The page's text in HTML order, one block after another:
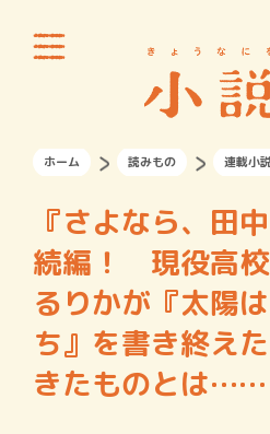
ホーム 読みもの 連載小説
『さよなら、田
続編！ 現役高
るりかが『太陽
ち』を書き終え
きたものとは……